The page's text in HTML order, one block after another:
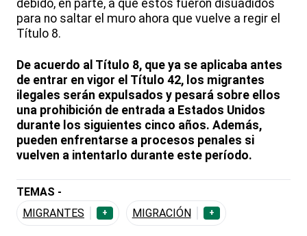
debido, en parte, a que estos fueron disuadidos
para no saltar el muro ahora que vuelve a regir el
Título 8.
De acuerdo al Título 8, que ya se aplicaba antes
de entrar en vigor el Título 42, los migrantes
ilegales serán expulsados y pesará sobre ellos
una prohibición de entrada a Estados Unidos
durante los siguientes cinco años. Además,
pueden enfrentarse a procesos penales si
vuelven a intentarlo durante este período.
TEMAS -
MIGRANTES
+ MIGRACIÓN +